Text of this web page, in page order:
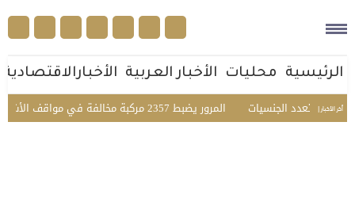
الرئيسية محليات الأخبار العربية الأخبارالاقتصادية
أخر الأخبار | المرور يضبط 2357 مركبة مخالفة في مواقف الأشخاص ذوي الإعاقة بمختلف مناطق المملكة متعدد الجنسيات